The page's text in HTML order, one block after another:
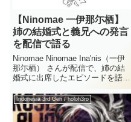
【Ninomae 一伊那尓栖】
姉の結婚式と義兄への発言
を配信で語る
Ninomae Ninomae Ina'nis（一伊
那尓栖） さんが配信で、姉の結
婚式に出席したエピソードを語り
ました。スピーチの内容や義兄へ
伝えた言葉が話題となり、切り抜
きでも反響を呼んでいます。
Ninomae Ninomae Ina'n...
Indonesia 3rd Gen / holoh3ro